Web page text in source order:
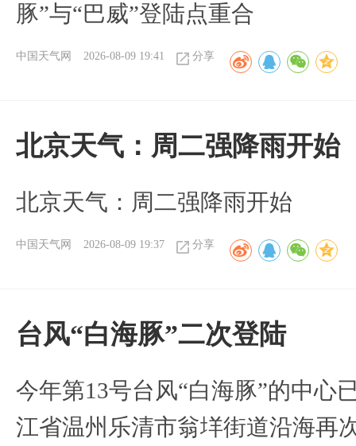
豚”与“巴威”登陆点重合
中国天气网 2026-08-09 19:41 分享
北京天气：周二强降雨开始
北京天气：周二强降雨开始
中国天气网 2026-08-09 19:37 分享
台风“白海豚”二次登陆
今年第13号台风“白海豚”的中心
江省温州乐清市翁垟街道沿海再